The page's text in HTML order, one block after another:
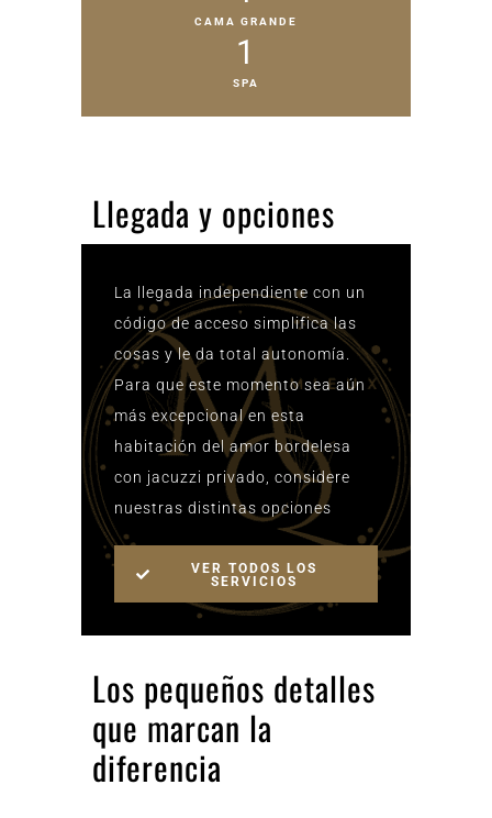
CAMA GRANDE
SPA
1
Llegada y opciones
La llegada independiente con un
código de acceso simplifica las
cosas y le da total autonomía.
Para que este momento sea aún
más excepcional en esta
habitación del amor bordelesa
con jacuzzi privado, considere
nuestras distintas opciones
VER TODOS LOS
SERVICIOS
Los pequeños detalles
que marcan la
diferencia